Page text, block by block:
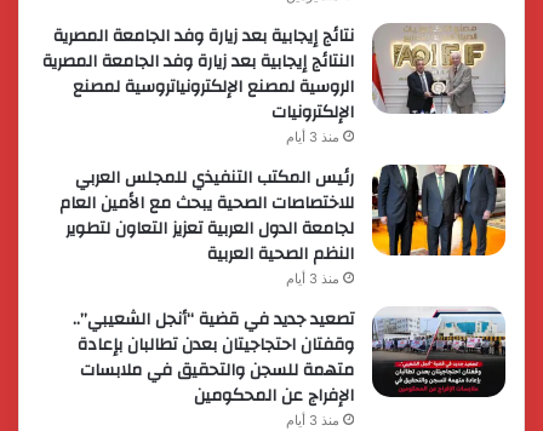
نتائج إيجابية بعد زيارة وفد الجامعة المصرية
النتائج إيجابية بعد زيارة وفد الجامعة المصرية
الروسية لمصنع الإلكترونياتروسية لمصنع
الإلكترونيات
منذ 3 أيام
رئيس المكتب التنفيذي للمجلس العربي
للاختصاصات الصحية يبحث مع الأمين العام
لجامعة الدول العربية تعزيز التعاون لتطوير
النظم الصحية العربية
منذ 3 أيام
تصعيد جديد في قضية “أنجل الشعيبي”..
وقفتان احتجاجيتان بعدن تطالبان بإعادة
متهمة للسجن والتحقيق في ملابسات
الإفراج عن المحكومين
منذ 3 أيام